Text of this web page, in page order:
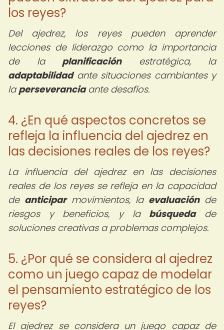
los reyes?
Del ajedrez, los reyes pueden aprender
lecciones de liderazgo como la importancia
de la planificaciónestratégica, la
adaptabilidadante situaciones cambiantes y
la perseveranciaante desafíos.
4. ¿En qué aspectos concretos se
refleja la influencia del ajedrez en
las decisiones reales de los reyes?
La influencia del ajedrez en las decisiones
reales de los reyes se refleja en la capacidad
de anticiparmovimientos, la evaluaciónde
riesgos y beneficios, y la búsquedade
soluciones creativas a problemas complejos.
5. ¿Por qué se considera al ajedrez
como un juego capaz de modelar
el pensamiento estratégico de los
reyes?
El ajedrez se considera un juego capaz de